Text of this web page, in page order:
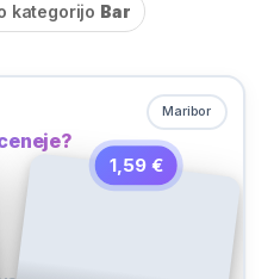
kategorijo Bar
Maribor
1,59 €